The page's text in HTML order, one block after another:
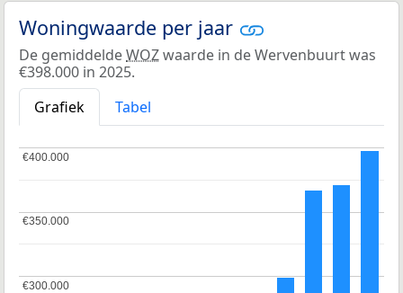
Woningwaarde per jaar
De gemiddeldeWOZwaarde in de Wervenbuurt was
€398.000 in 2025.
Grafiek
Tabel
€300.000
€300.000
€350.000
€350.000
€400.000
€400.000